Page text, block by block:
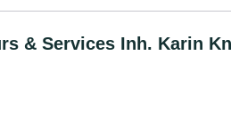
& Services Inh. Karin